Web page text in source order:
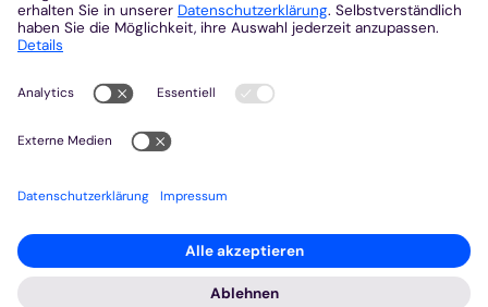
Veranstaltungen
Gottesdienste
Stellenangebote
Kirchenzeitung
Amtsblatt (Kirchlicher Anzeiger)
Rechtsdatenbank
Meldestelle gemäß Hinweisgeberschutzgesetz